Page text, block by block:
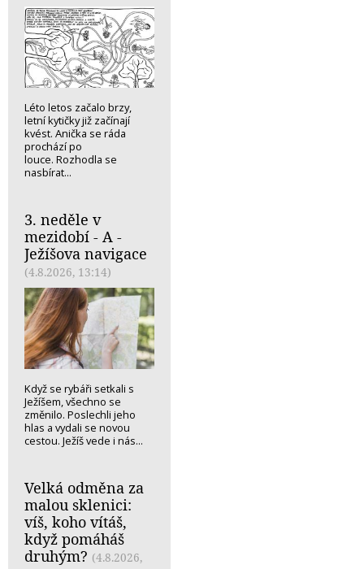
Léto letos začalo brzy,
letní kytičky již začínají
kvést. Anička se ráda
prochází po
louce. Rozhodla se
nasbírat...
3. neděle v
mezidobí - A -
Ježíšova navigace
(4.8.2026, 13:14)
Když se rybáři setkali s
Ježíšem, všechno se
změnilo. Poslechli jeho
hlas a vydali se novou
cestou. Ježíš vede i nás...
Velká odměna za
malou sklenici:
víš, koho vítáš,
když pomáháš
druhým? (4.8.2026,